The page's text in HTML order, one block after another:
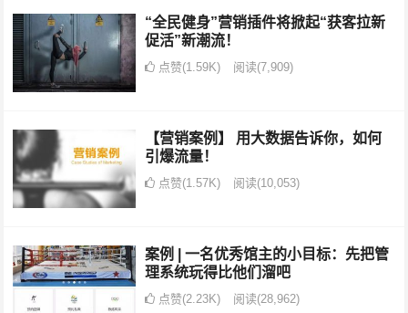
“全民健身”营销插件将掀起“获客拉新
促活”新潮流！
点赞(1.59K) 阅读(7,909)
【营销案例】 用大数据告诉你，如何
引爆流量！
点赞(1.57K) 阅读(10,053)
案例 | 一名优秀馆主的小目标：先把管
理系统玩得比他们溜吧
点赞(2.23K) 阅读(28,962)